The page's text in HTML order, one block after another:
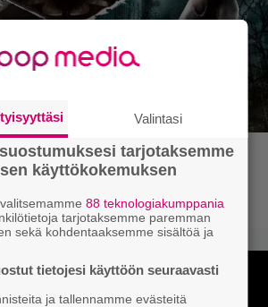
parasta
listattu
Valintasi
tarjotaksemme
käyttökokemuksen
88 teknologiakumppania
tarjotaksemme paremman
sekä kohdentaaksemme sisältöä ja
tietojesi käyttöön seuraavasti
ja tallennamme evästeitä